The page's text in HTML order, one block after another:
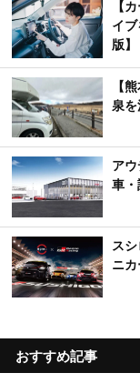
【
イ
版】
【
泉
ア
車・
ス
ニ
おすすめ記事